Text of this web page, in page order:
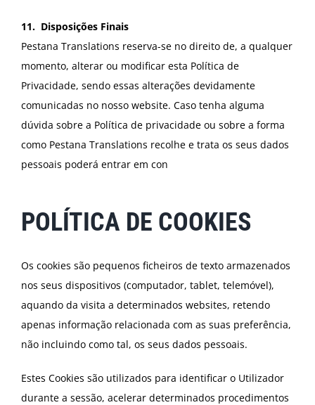
11. Disposições Finais
Pestana Translations reserva-se no direito de, a qualquer
momento, alterar ou modificar esta Política de
Privacidade, sendo essas alterações devidamente
comunicadas no nosso website. Caso tenha alguma
dúvida sobre a Política de privacidade ou sobre a forma
como Pestana Translations recolhe e trata os seus dados
pessoais poderá entrar em con
POLÍTICA DE COOKIES
Os cookies são pequenos ficheiros de texto armazenados
nos seus dispositivos (computador, tablet, telemóvel),
aquando da visita a determinados websites, retendo
apenas informação relacionada com as suas preferência,
não incluindo como tal, os seus dados pessoais.
Estes Cookies são utilizados para identificar o Utilizador
durante a sessão, acelerar determinados procedimentos